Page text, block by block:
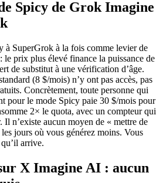
Spicy de Grok Imagine
à SuperGrok à la fois comme levier de
le prix plus élevé finance la puissance de
de substitut à une vérification d’âge.
(8 $/mois) n’y ont pas accès, pas
Concrètement, toute personne qui
pour le mode Spicy paie 30 $/mois pour
2× le quota, avec un compteur qui
Il n’existe aucun moyen de « mettre de
jours où vous générez moins. Vous
arrive.
X Imagine AI : aucun